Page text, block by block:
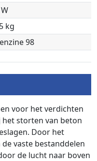
kg
98
voor het verdichten
storten van beton
Door het
vaste bestanddelen
de lucht naar boven